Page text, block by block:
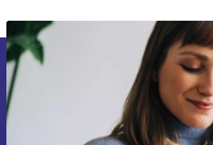
Tilmeld dig vores
første gang og spar
Gå aldrig glip af et